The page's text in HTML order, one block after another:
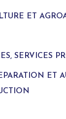
ET
SERVICES
ET